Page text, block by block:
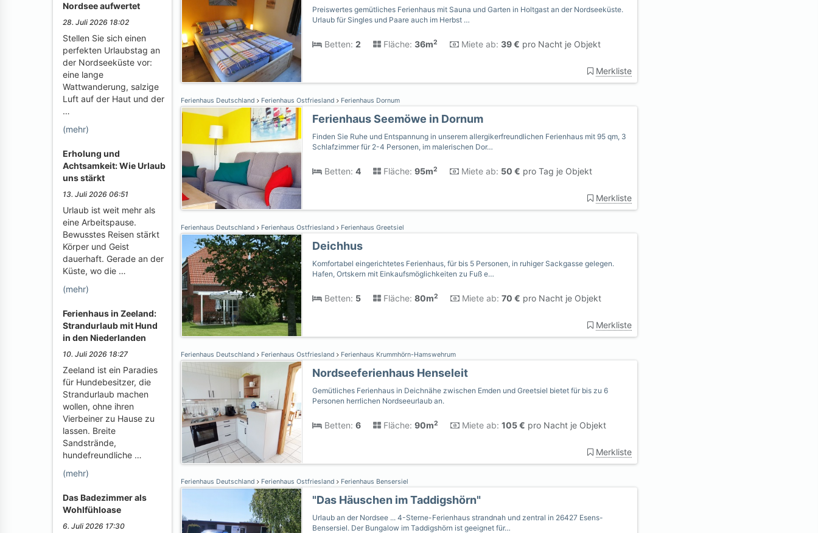
Nordsee aufwertet
28. Juli 2026 18:02
Stellen Sie sich einen
perfekten Urlaubstag an
der Nordseeküste vor:
eine lange
Wattwanderung, salzige
Luft auf der Haut und der
…
(mehr)
Erholung und
Achtsamkeit: Wie Urlaub
uns stärkt
13. Juli 2026 06:51
Urlaub ist weit mehr als
eine Arbeitspause.
Bewusstes Reisen stärkt
Körper und Geist
dauerhaft. Gerade an der
Küste, wo die …
(mehr)
Ferienhaus in Zeeland:
Strandurlaub mit Hund
in den Niederlanden
10. Juli 2026 18:27
Zeeland ist ein Paradies
für Hundebesitzer, die
Strandurlaub machen
wollen, ohne ihren
Vierbeiner zu Hause zu
lassen. Breite
Sandstrände,
hundefreundliche …
(mehr)
Das Badezimmer als
Wohlfühloase
6. Juli 2026 17:30
Preiswertes gemütliches Ferienhaus mit Sauna und Garten in Holtgast an der Nordseeküste.
Urlaub für Singles und Paare auch im Herbst …
Betten: 2 Fläche: 36m2 Miete ab: 39 € pro Nacht je Objekt
Merkliste
Ferienhaus Deutschland Ferienhaus Ostfriesland Ferienhaus Dornum
Ferienhaus Seemöwe in Dornum
Finden Sie Ruhe und Entspannung in unserem allergikerfreundlichen Ferienhaus mit 95 qm, 3
Schlafzimmer für 2-4 Personen, im malerischen Dor…
Betten: 4 Fläche: 95m2 Miete ab: 50 € pro Tag je Objekt
Merkliste
Ferienhaus Deutschland Ferienhaus Ostfriesland Ferienhaus Greetsiel
Deichhus
Komfortabel eingerichtetes Ferienhaus, für bis 5 Personen, in ruhiger Sackgasse gelegen.
Hafen, Ortskern mit Einkaufsmöglichkeiten zu Fuß e…
Betten: 5 Fläche: 80m2 Miete ab: 70 € pro Nacht je Objekt
Merkliste
Ferienhaus Deutschland Ferienhaus Ostfriesland Ferienhaus Krummhörn-Hamswehrum
Nordseeferienhaus Henseleit
Gemütliches Ferienhaus in Deichnähe zwischen Emden und Greetsiel bietet für bis zu 6
Personen herrlichen Nordseeurlaub an.
Betten: 6 Fläche: 90m2 Miete ab: 105 € pro Nacht je Objekt
Merkliste
Ferienhaus Deutschland Ferienhaus Ostfriesland Ferienhaus Bensersiel
"Das Häuschen im Taddigshörn"
Urlaub an der Nordsee ... 4-Sterne-Ferienhaus strandnah und zentral in 26427 Esens-
Bensersiel. Der Bungalow im Taddigshörn ist geeignet für…